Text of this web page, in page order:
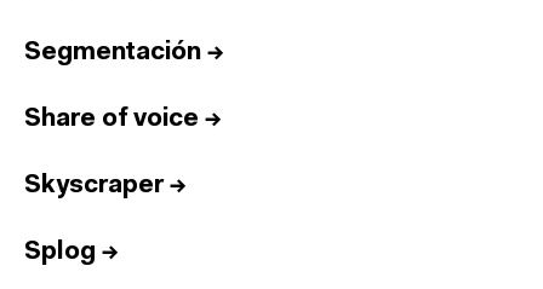
Segmentación →
Share of voice →
Skyscraper→
Splog →